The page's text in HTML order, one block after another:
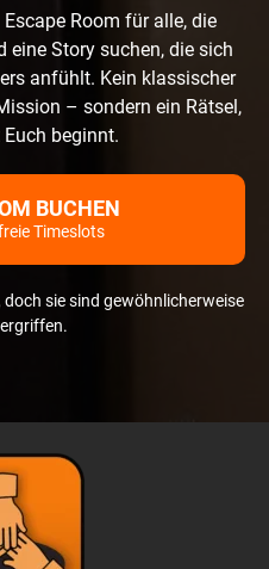
Room für alle, die
eine Story suchen, die sich
anfühlt. Kein klassischer
– sondern ein Rätsel,
beginnt.
BUCHEN
Timeslots
doch sie sind gewöhnlicherweise